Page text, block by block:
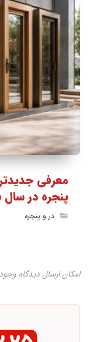
معرفی
پنجره در سال ۱۴۰۵ | راهنمای انتخاب رنگ
در و پنجره
امکان ارسال دیدگاه